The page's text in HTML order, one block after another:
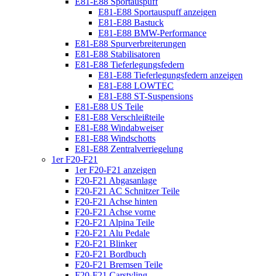
E81-E88 Sportauspuff anzeigen
E81-E88 Bastuck
E81-E88 BMW-Performance
E81-E88 Spurverbreiterungen
E81-E88 Stabilisatoren
E81-E88 Tieferlegungsfedern
E81-E88 Tieferlegungsfedern anzeigen
E81-E88 LOWTEC
E81-E88 ST-Suspensions
E81-E88 US Teile
E81-E88 Verschleißteile
E81-E88 Windabweiser
E81-E88 Windschotts
E81-E88 Zentralverriegelung
1er F20-F21
1er F20-F21 anzeigen
F20-F21 Abgasanlage
F20-F21 AC Schnitzer Teile
F20-F21 Achse hinten
F20-F21 Achse vorne
F20-F21 Alpina Teile
F20-F21 Alu Pedale
F20-F21 Blinker
F20-F21 Bordbuch
F20-F21 Bremsen Teile